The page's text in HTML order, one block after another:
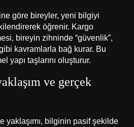
göre bireyler, yeni bilgiyi
öğrenir. Kargo
bireyin zihninde “güvenlik”,
gibi kavramlarla bağ kurar. Bu
yapı taşlarını oluşturur.
ve gerçek
yaklaşımı, bilginin pasif şekilde